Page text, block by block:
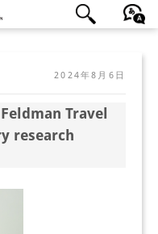
コミュニケ
2024年8月6日
Travel
research